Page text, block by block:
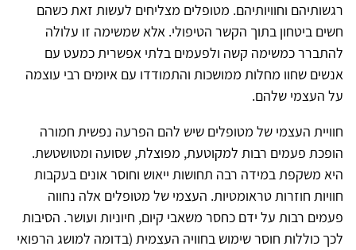
רגשותיהם וחוויותיהם. מטופלים מצליחים לעשות זאת כשהם
חשים ביטחון בתוך הקשר הטיפולי. אלא שמשימה זו עלולה
להתברר כמשימה קשה ולפעמים בלתי אפשרית כמעט עם
אנשים שחוו מחלות ממושכות והתמודדו עם איומים רבי עוצמה
על העצמי שלהם.
חוויית העצמי של מטופלים שיש להם הפרעה נפשית חמורה
הופכת פעמים רבות למקוטעת, מפוצלת, שסועה ומטושטשת.
היא משקפת במידה רבה תחושות ייאוש וחוסר אונים בעקבות
חוויות חוזרות טראומטיות. העצמי של מטופלים אלה נחווה
פעמים רבות על ידם כחסר משאבי קיום, חיוניות ועושר. הסיבות
לכך כוללות חוסר שימוש בחוויה העצמית (בדומה למושג הרפואי